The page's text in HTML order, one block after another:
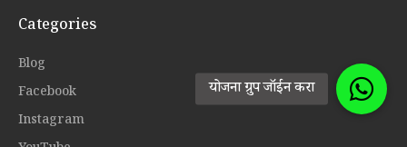
Categories
Blog
Facebook
Instagram